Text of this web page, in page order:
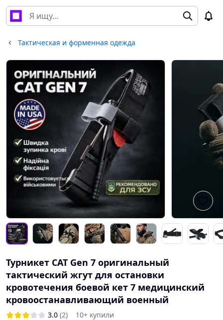
Тактическая и форменная одежда
Турникет CAT Gen 7 оригинальный
тактический жгут для остановки
кровотечения боевой кет 7 медицинский
кровоостанавливающий военный
3.0 (2)
10+ купили